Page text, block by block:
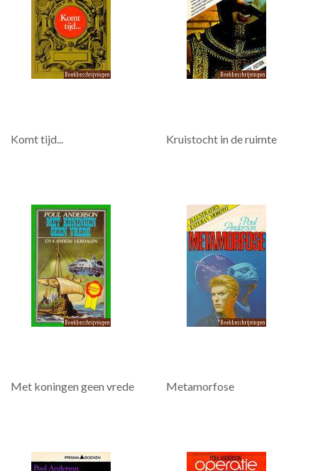
Komt tijd... Kruistocht in de ruimte
Met koningen geen vrede Metamorfose